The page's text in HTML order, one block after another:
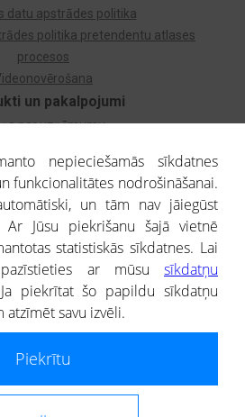
un pakalpojumi
par uzņēmumu
Dzimtas koks
atlase
Monitorings
par ārvalstu uzņēmumiem
datu apstrādes politika
politika pretendentu atlases
procesos
ir uzziņas raksturs, un tai nav
nepieciešamās sīkdatnes
funkcionalitātes nodrošināšanai.
un tām nav jāiegūst
Ar Jūsu piekrišanu šajā vietnē
statistiskās sīkdatnes. Lai
ar mūsu sīkdatņu
piekrītat šo papildu sīkdatņu
atzīmēt savu izvēli.
Piekrītu